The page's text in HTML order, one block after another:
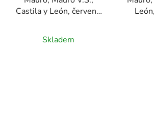
Castila y León, červené
Skladem